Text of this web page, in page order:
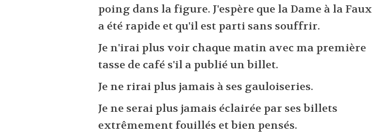
poing dans la figure. J'espère que la Dame à la Faux
a été rapide et qu'il est parti sans souffrir.
Je n'irai plus voir chaque matin avec ma première
tasse de café s'il a publié un billet.
Je ne rirai plus jamais à ses gauloiseries.
Je ne serai plus jamais éclairée par ses billets
extrêmement fouillés et bien pensés.